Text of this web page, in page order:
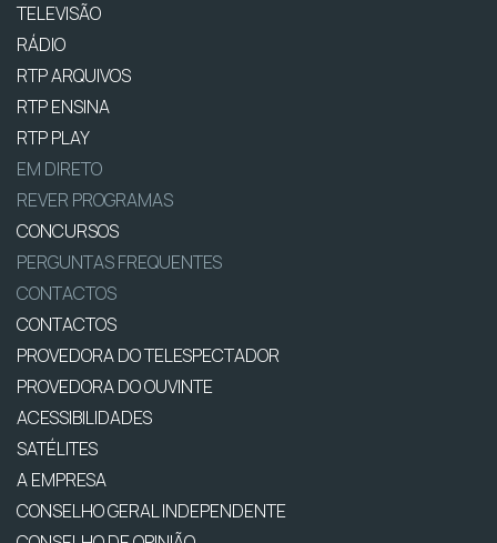
TELEVISÃO
RÁDIO
RTP ARQUIVOS
RTP ENSINA
RTP PLAY
EM DIRETO
REVER PROGRAMAS
CONCURSOS
PERGUNTAS FREQUENTES
CONTACTOS
CONTACTOS
PROVEDORA DO TELESPECTADOR
PROVEDORA DO OUVINTE
ACESSIBILIDADES
SATÉLITES
A EMPRESA
CONSELHO GERAL INDEPENDENTE